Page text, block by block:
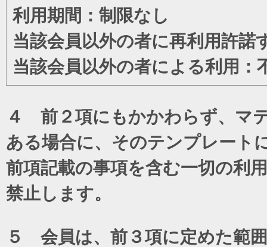
利用期間：制限なし
当該会員以外の者に再利用許諾
当該会員以外の者による利用：
４ 前２項にもかかわらず、マ
ある場合に、そのテンプレート
前項記載の事項を含む一切の利
禁止します。
５ 会員は、前３項に定めた範